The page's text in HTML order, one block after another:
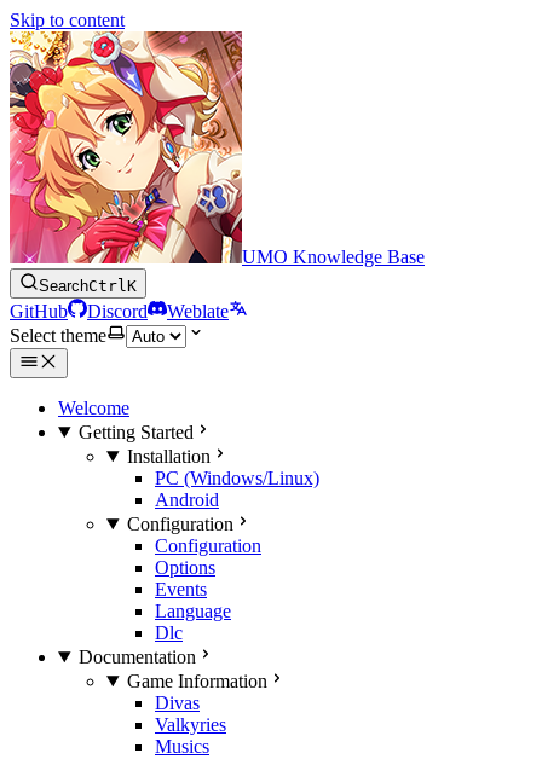
Skip to content
UMO Knowledge Base
SearchCtrlK
GitHub Discord
Weblate
Select theme
Welcome
Getting Started
Installation
PC (Windows/Linux)
Android
Configuration
Configuration
Options
Events
Language
Dlc
Documentation
Game Information
Divas
Valkyries
Musics